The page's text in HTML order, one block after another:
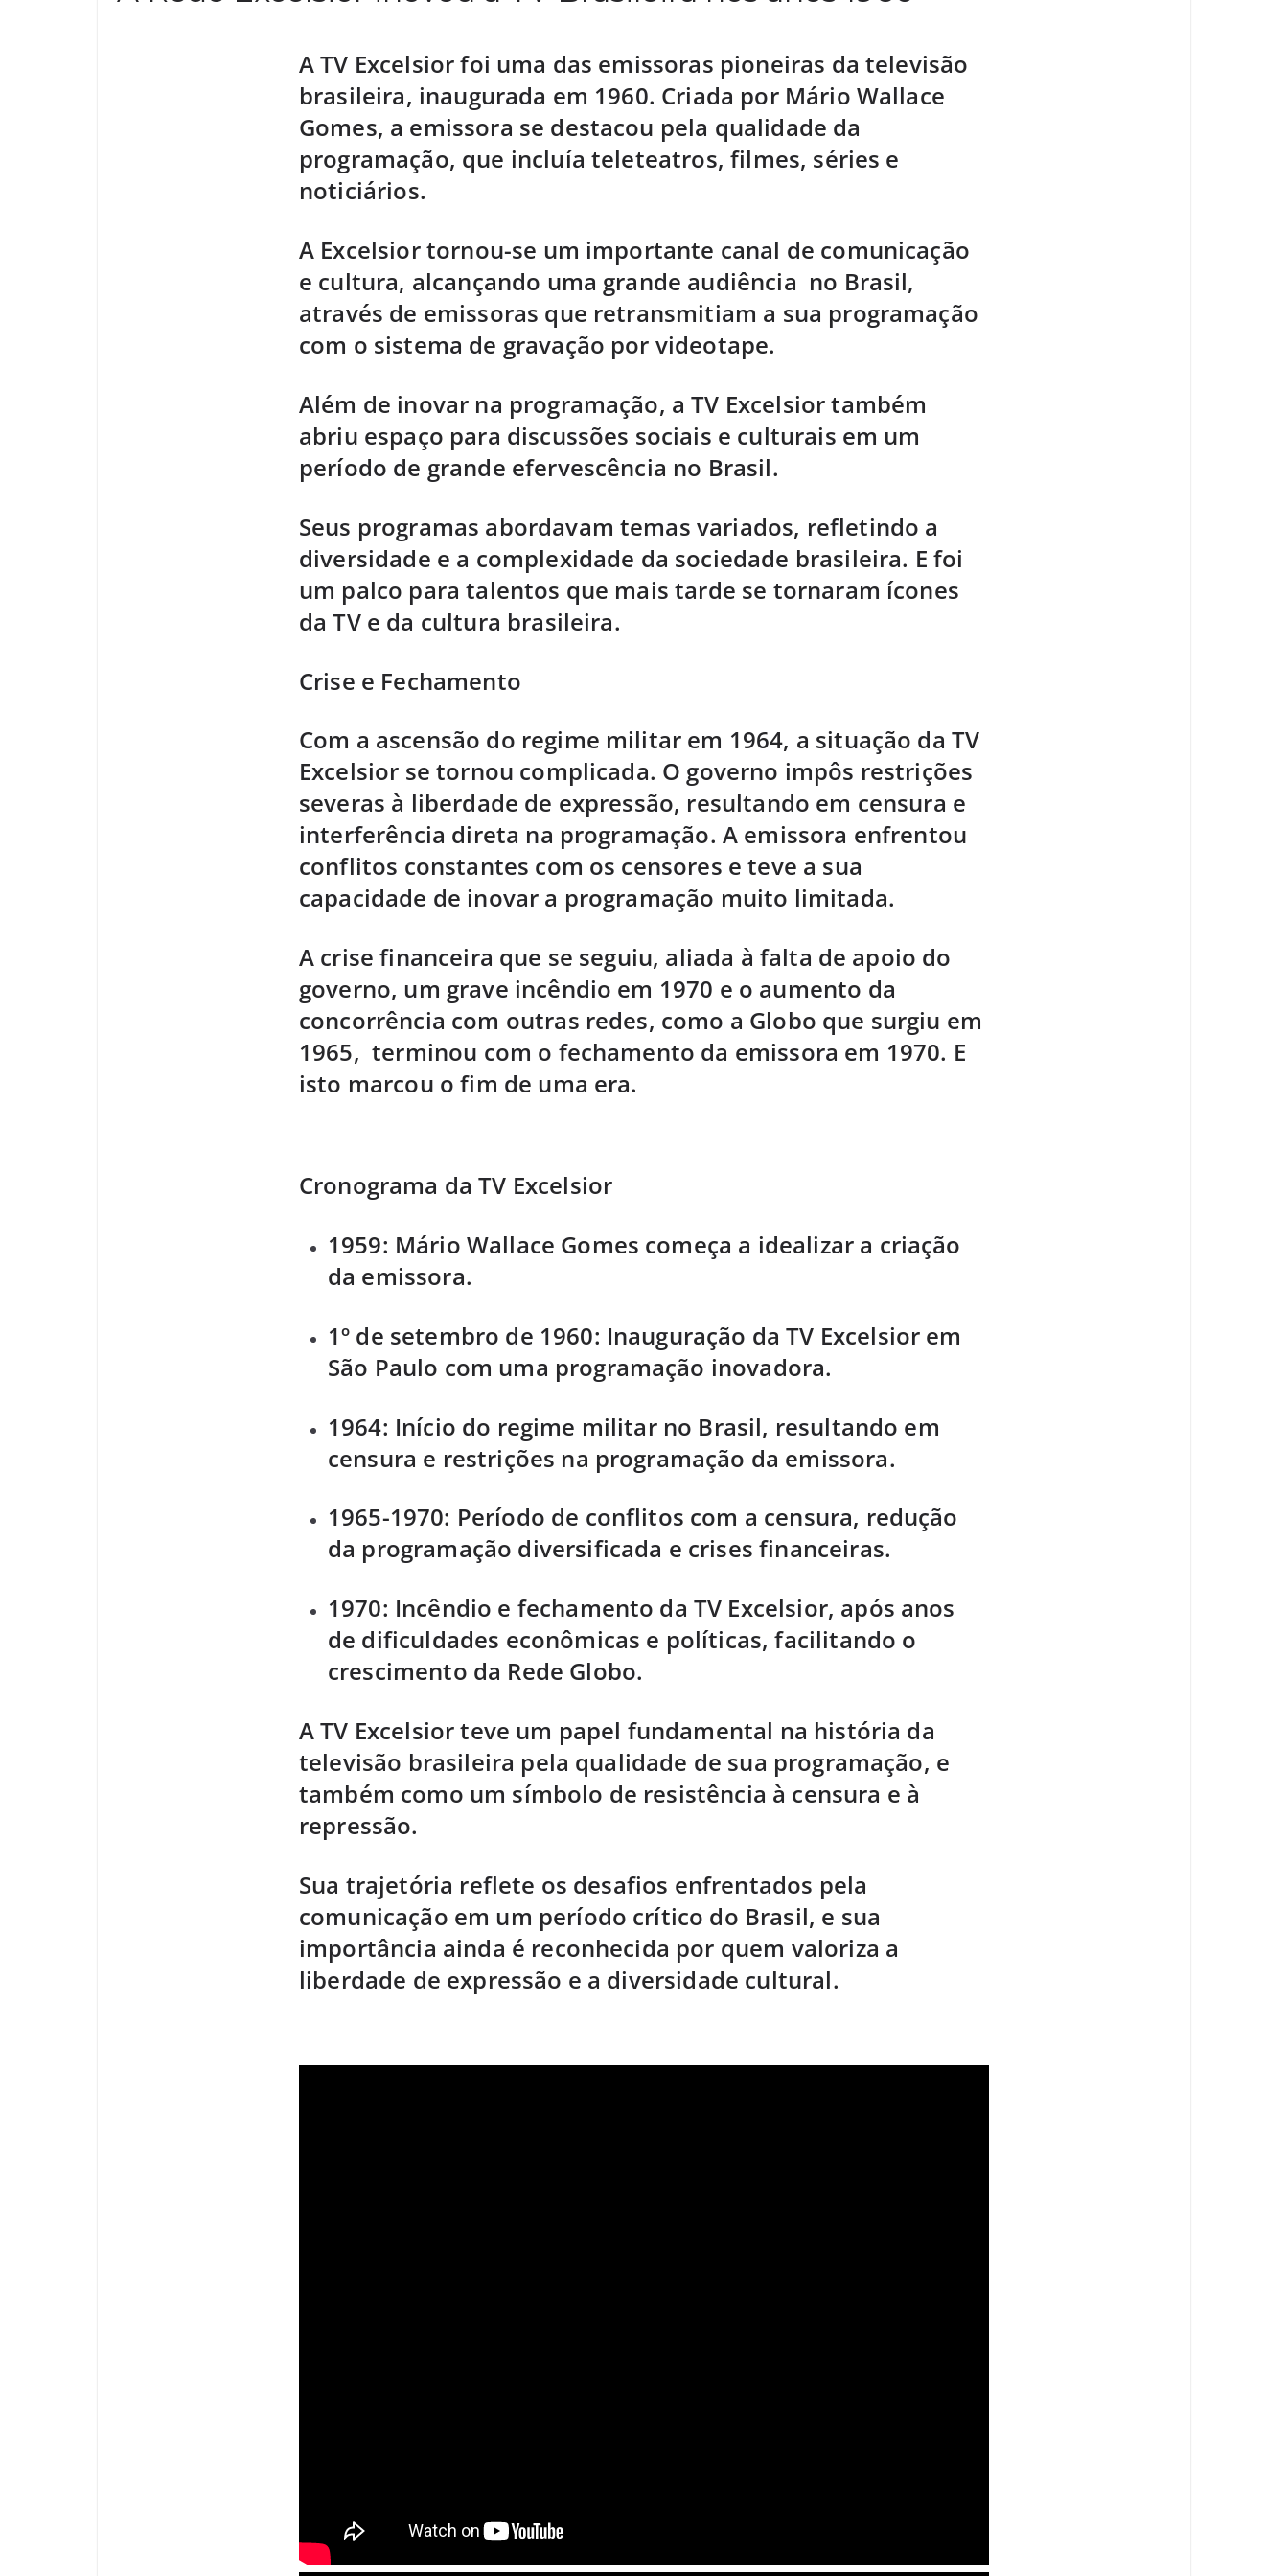
A TV Excelsior foi uma das emissoras pioneiras da televisão
brasileira, inaugurada em 1960. Criada por Mário Wallace
Gomes, a emissora se destacou pela qualidade da
programação, que incluía teleteatros, filmes, séries e
noticiários.
A Excelsior tornou-se um importante canal de comunicação
e cultura, alcançando uma grande audiência no Brasil,
através de emissoras que retransmitiam a sua programação
com o sistema de gravação por videotape.
Além de inovar na programação, a TV Excelsior também
abriu espaço para discussões sociais e culturais em um
período de grande efervescência no Brasil.
Seus programas abordavam temas variados, refletindo a
diversidade e a complexidade da sociedade brasileira. E foi
um palco para talentos que mais tarde se tornaram ícones
da TV e da cultura brasileira.
Crise e Fechamento
Com a ascensão do regime militar em 1964, a situação da TV
Excelsior se tornou complicada. O governo impôs restrições
severas à liberdade de expressão, resultando em censura e
interferência direta na programação. A emissora enfrentou
conflitos constantes com os censores e teve a sua
capacidade de inovar a programação muito limitada.
A crise financeira que se seguiu, aliada à falta de apoio do
governo, um grave incêndio em 1970 e o aumento da
concorrência com outras redes, como a Globo que surgiu em
1965, terminou com o fechamento da emissora em 1970. E
isto marcou o fim de uma era.
Cronograma da TV Excelsior
1959: Mário Wallace Gomes começa a idealizar a criação
da emissora.
1º de setembro de 1960: Inauguração da TV Excelsior em
São Paulo com uma programação inovadora.
1964: Início do regime militar no Brasil, resultando em
censura e restrições na programação da emissora.
1965-1970: Período de conflitos com a censura, redução
da programação diversificada e crises financeiras.
1970: Incêndio e fechamento da TV Excelsior, após anos
de dificuldades econômicas e políticas, facilitando o
crescimento da Rede Globo.
A TV Excelsior teve um papel fundamental na história da
televisão brasileira pela qualidade de sua programação, e
também como um símbolo de resistência à censura e à
repressão.
Sua trajetória reflete os desafios enfrentados pela
comunicação em um período crítico do Brasil, e sua
importância ainda é reconhecida por quem valoriza a
liberdade de expressão e a diversidade cultural.